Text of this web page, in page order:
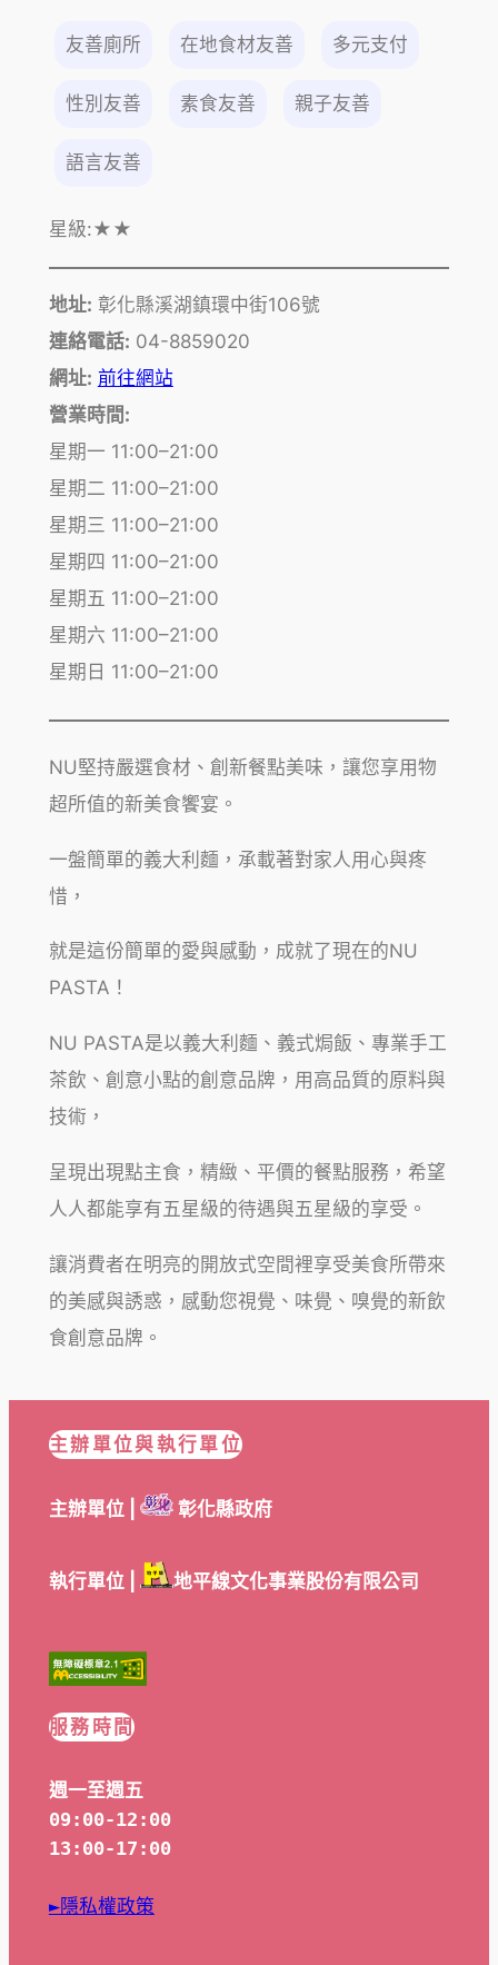
友善廁所 在地食材友善 多元支付
性別友善 素食友善 親子友善
語言友善
星級:★★
地址: 彰化縣溪湖鎮環中街106號
連絡電話: 04-8859020
網址: 前往網站
營業時間:
星期一 11:00–21:00
星期二 11:00–21:00
星期三 11:00–21:00
星期四 11:00–21:00
星期五 11:00–21:00
星期六 11:00–21:00
星期日 11:00–21:00
NU堅持嚴選食材、創新餐點美味，讓您享用物
超所值的新美食饗宴。
一盤簡單的義大利麵，承載著對家人用心與疼
惜，
就是這份簡單的愛與感動，成就了現在的NU
PASTA！
NU PASTA是以義大利麵、義式焗飯、專業手工
茶飲、創意小點的創意品牌，用高品質的原料與
技術，
呈現出現點主食，精緻、平價的餐點服務，希望
人人都能享有五星級的待遇與五星級的享受。
讓消費者在明亮的開放式空間裡享受美食所帶來
的美感與誘惑，感動您視覺、味覺、嗅覺的新飲
食創意品牌。
主辦單位與執行單位
主辦單位 | 彰化縣政府
執行單位 | 地平線文化事業股份有限公司
服務時間
週一至週五
09:00-12:00
13:00-17:00
►隱私權政策